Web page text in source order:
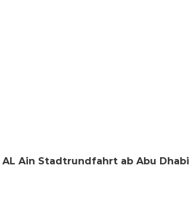
AL Ain Stadtrundfahrt ab Abu Dhabi